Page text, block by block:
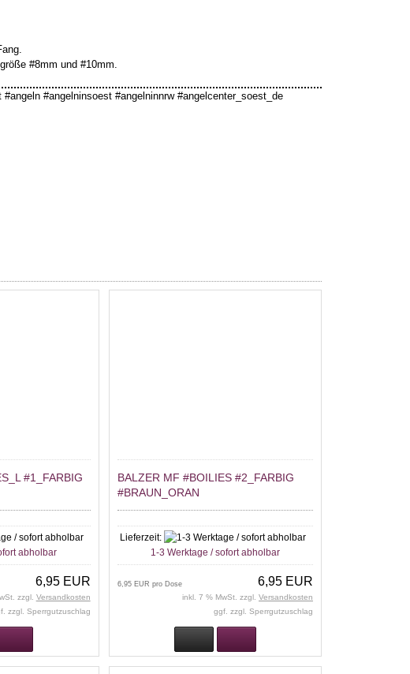
#8mm und #10mm.
#angelninsoest #angelninnrw #angelcenter_soest_de
#1_FARBIG
abholbar
6,95 EUR
zzgl. Versandkosten
zzgl. Sperrgutzuschlag
BALZER MF #BOILIES #2_FARBIG
#BRAUN_ORAN
Lieferzeit:
1-3 Werktage / sofort abholbar
6,95 EUR
6,95 EUR pro Dose
inkl. 7 % MwSt. zzgl. Versandkosten
ggf. zzgl. Sperrgutzuschlag